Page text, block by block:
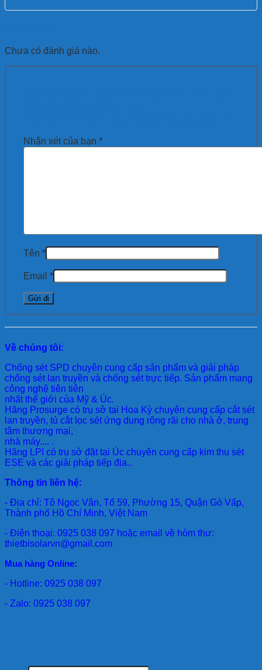
Chưa có đánh giá nào.
Nhận xét của bạn *
Tên *
Email *
Về chúng tôi:
Chống sét SPD chuyên cung cấp sản phẩm và giải pháp
chống sét lan truyền và chống sét trực tiếp. Sản phẩm mang
công nghệ tiên tiên
nhất thế giới của Mỹ & Úc.
Hãng Prosurge có trụ sở tại Hoa Kỳ chuyên cung cấp cắt sét
lan truyền, tủ cắt lọc sét ứng dụng rộng rãi cho nhà ở, trung
tâm thương mại,
nhà máy.... .
Hãng LPI có trụ sở đặt tại Úc chuyên cung cấp kim thu sét
ESE và các giải pháp tiếp địa..
Thông tin liên hệ:
- Địa chỉ: Tô Ngọc Vân, Tổ 59, Phường 15, Quận Gò Vấp,
Thành phố Hồ Chí Minh, Việt Nam
- Điện thoại: 0925 038 097 hoặc email về hòm thư:
thietbisolarvn@gmail.com
Mua hàng Online:
- Hotline: 0925 038 097
- Zalo: 0925 038 097